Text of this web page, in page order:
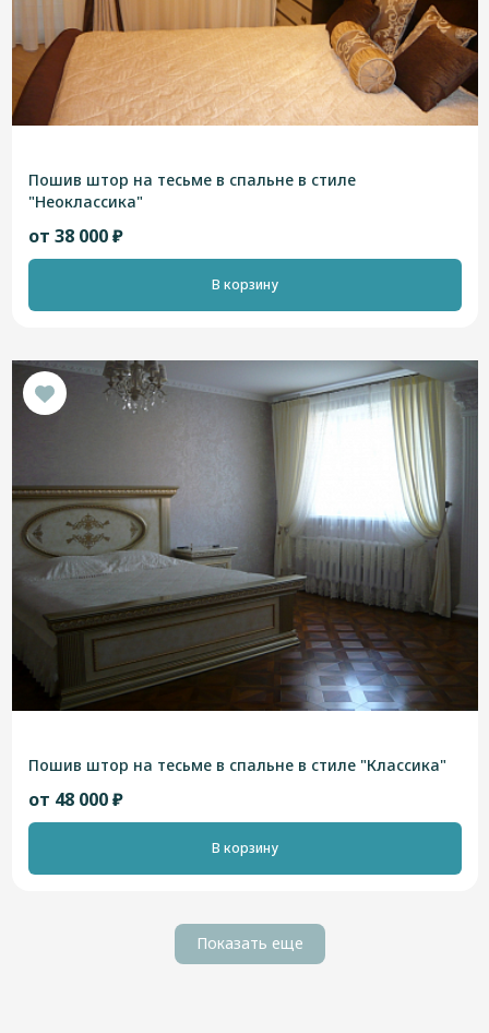
Пошив штор на тесьме в спальне в стиле
"Неоклассика"
от 38 000 ₽
В корзину
Пошив штор на тесьме в спальне в стиле "Классика"
от 48 000 ₽
В корзину
Показать еще